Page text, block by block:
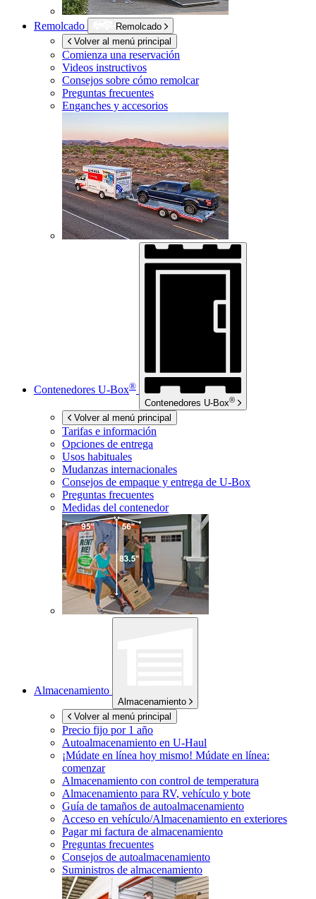
Remolcado
Remolcado
Volver al menú principal
Comienza una reservación
Videos instructivos
Consejos sobre cómo remolcar
Preguntas frecuentes
Enganches y accesorios
Contenedores U-Box®
Contenedores U-Box®
Volver al menú principal
Tarifas e información
Opciones de entrega
Usos habituales
Mudanzas internacionales
Consejos de empaque y entrega de U-Box
Preguntas frecuentes
Medidas del contenedor
Almacenamiento
Almacenamiento
Volver al menú principal
Precio fijo por 1 año
Autoalmacenamiento en U-Haul
¡Múdate en línea hoy mismo! Múdate en línea:
comenzar
Almacenamiento con control de temperatura
Almacenamiento para RV, vehículo y bote
Guía de tamaños de autoalmacenamiento
Acceso en vehículo/Almacenamiento en exteriores
Pagar mi factura de almacenamiento
Preguntas frecuentes
Consejos de autoalmacenamiento
Suministros de almacenamiento